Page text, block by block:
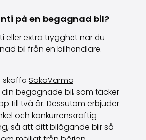
på en begagnad bil?
eller extra trygghet när du
bil från en bilhandlare.
skaffa SakaVarma-
begagnade bil, som täcker
till två år. Dessutom erbjuder
och konkurrenskraftig
så att ditt bilägande blir så